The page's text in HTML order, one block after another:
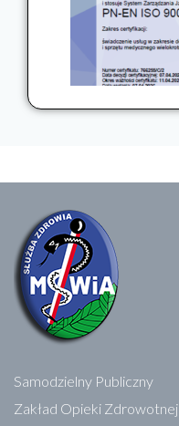
Samodzielny Publiczny
Zakład Opieki Zdrowotnej